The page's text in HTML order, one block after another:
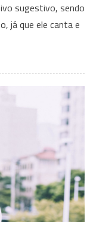
sugestivo, sendo
já que ele canta e